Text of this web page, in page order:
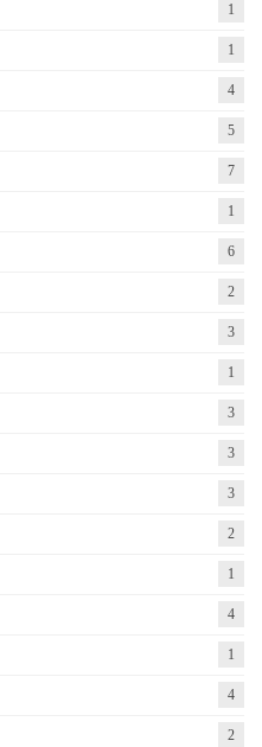
1
1
4
5
7
1
6
2
3
1
3
3
3
2
1
4
1
4
2